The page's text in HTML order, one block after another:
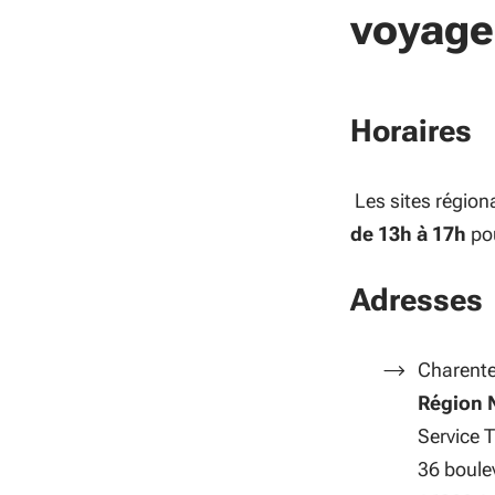
- une
Le
Nous
Horaires
Les sites
de 13h à 17h
Adresses
Région
Service
36